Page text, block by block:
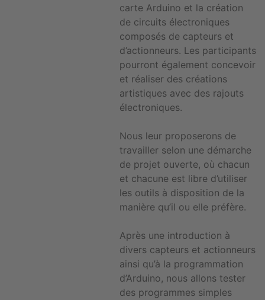
carte Arduino et la création
de circuits électroniques
composés de capteurs et
d’actionneurs. Les participants
pourront également concevoir
et réaliser des créations
artistiques avec des rajouts
électroniques.
Nous leur proposerons de
travailler selon une démarche
de projet ouverte, où chacun
et chacune est libre d’utiliser
les outils à disposition de la
manière qu’il ou elle préfère.
Après une introduction à
divers capteurs et actionneurs
ainsi qu’à la programmation
d’Arduino, nous allons tester
des programmes simples